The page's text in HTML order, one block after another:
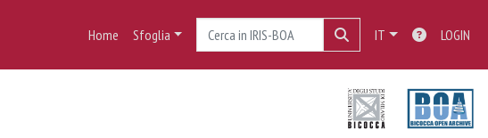
Home Sfoglia IT LOGIN